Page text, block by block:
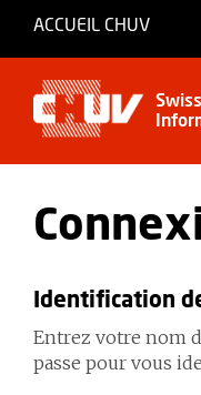
ACCUEIL CHUV
Identification
Entrez votre nom
passe pour vous